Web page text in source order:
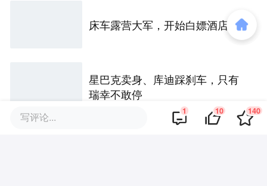
床车露营大军，开始白嫖酒店了
星巴克卖身、库迪踩刹车，只有
瑞幸不敢停
写评论... 1 10 140